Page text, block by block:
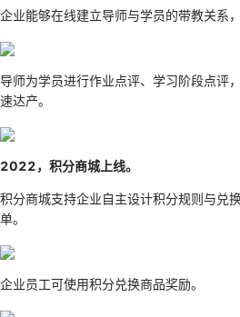
企业能够在线建立导师与学员的带教关系
导师为学员进行作业点评、学习阶段点评
速达产。
2022，积分商城上线。
积分商城支持企业自主设计积分规则与兑
单。
企业员工可使用积分兑换商品奖励。